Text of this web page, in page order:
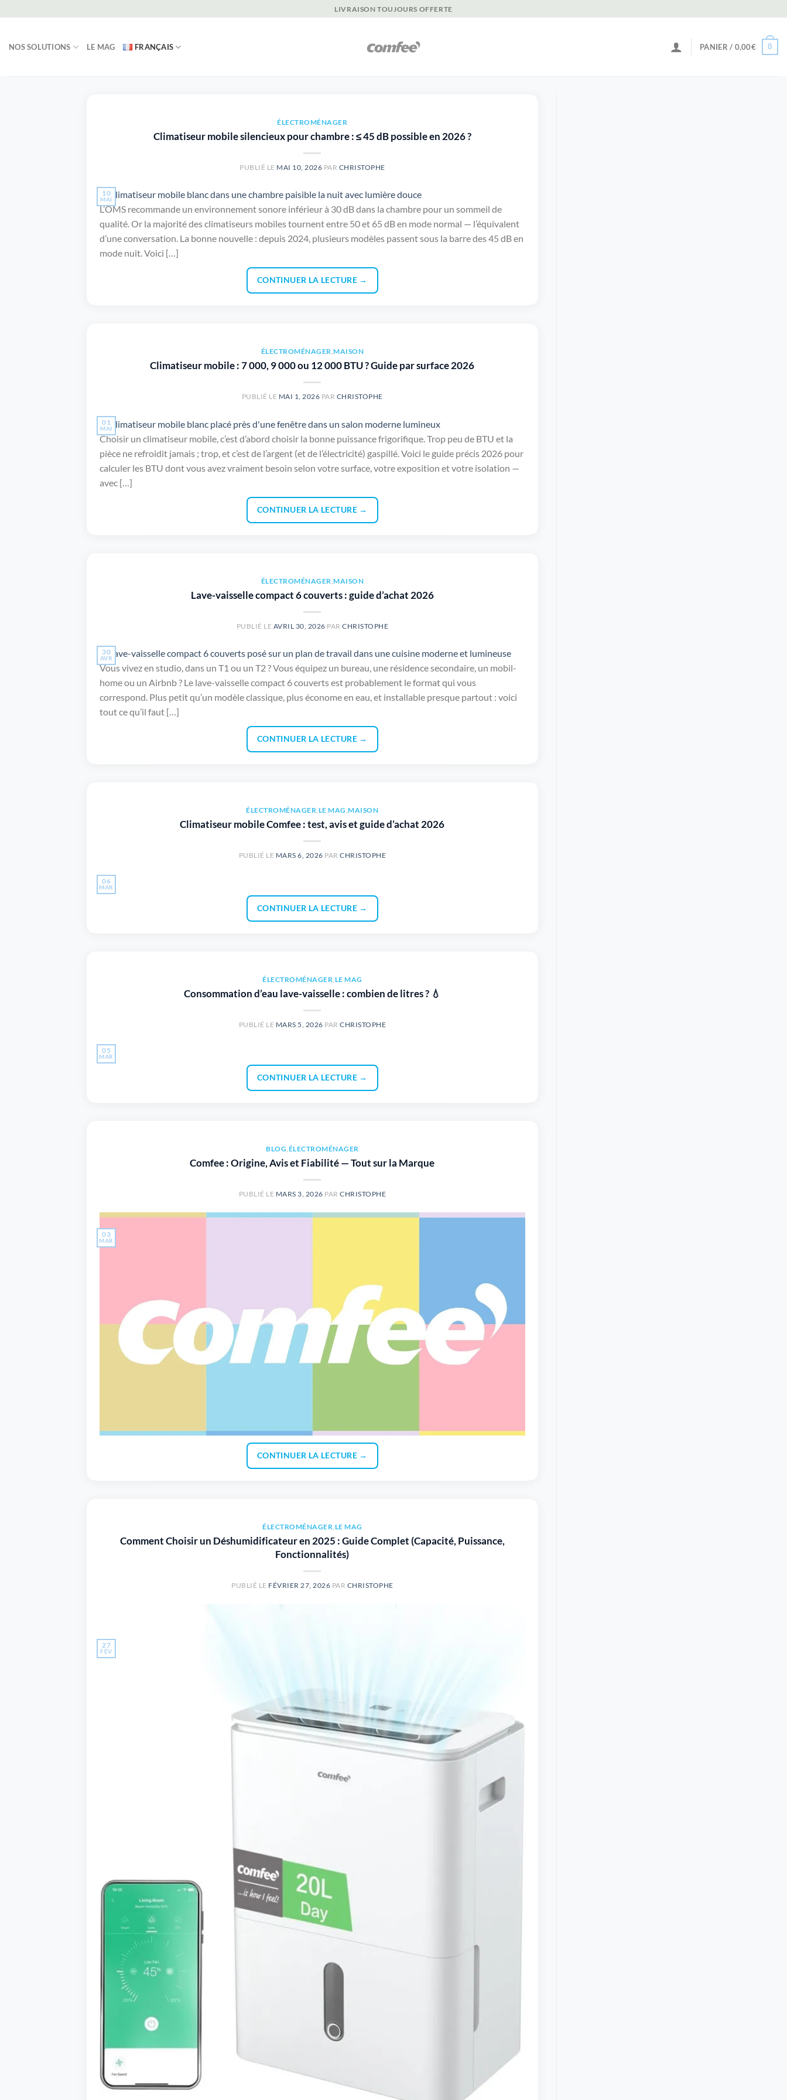
au
LIVRAISON TOUJOURS OFFERTE
NOS SOLUTIONS LE MAG FRANÇAIS PANIER / 0,00€ 0
ÉLECTROMÉNAGER
Climatiseur mobile silencieux pour chambre : ≤ 45 dB possible en 2026 ?
PUBLIÉ LE MAI 10, 2026 PAR CHRISTOPHE
10
MAI
L’OMS recommande un environnement sonore inférieur à 30 dB dans la chambre pour un sommeil de
qualité. Or la majorité des climatiseurs mobiles tournent entre 50 et 65 dB en mode normal — l’équivalent
d’une conversation. La bonne nouvelle : depuis 2024, plusieurs modèles passent sous la barre des 45 dB en
mode nuit. Voici […]
CONTINUER LA LECTURE →
ÉLECTROMÉNAGER,MAISON
Climatiseur mobile : 7 000, 9 000 ou 12 000 BTU ? Guide par surface 2026
PUBLIÉ LE MAI 1, 2026 PAR CHRISTOPHE
01
MAI
Choisir un climatiseur mobile, c’est d’abord choisir la bonne puissance frigorifique. Trop peu de BTU et la
pièce ne refroidit jamais ; trop, et c’est de l’argent (et de l’électricité) gaspillé. Voici le guide précis 2026 pour
calculer les BTU dont vous avez vraiment besoin selon votre surface, votre exposition et votre isolation —
avec […]
CONTINUER LA LECTURE →
ÉLECTROMÉNAGER MAISON
Lave-vaisselle compact 6 couverts : guide d’achat 2026
PUBLIÉ LE AVRIL 30, 2026 PAR CHRISTOPHE
30
AVR
Vous vivez en studio, dans un T1 ou un T2 ? Vous équipez un bureau, une résidence secondaire, un mobil-
home ou un Airbnb ? Le lave-vaisselle compact 6 couverts est probablement le format qui vous
correspond. Plus petit qu’un modèle classique, plus économe en eau, et installable presque partout : voici
tout ce qu’il faut […]
CONTINUER LA LECTURE →
ÉLECTROMÉNAGER,LE MAG,MAISON
Climatiseur mobile Comfee : test, avis et guide d’achat 2026
PUBLIÉ LE MARS 6, 2026 PAR CHRISTOPHE
06
MAR
CONTINUER LA LECTURE →
ÉLECTROMÉNAGER,LE MAG
Consommation d’eau lave-vaisselle : combien de litres ? 💧
PUBLIÉ LE MARS 5, 2026 PAR CHRISTOPHE
05
MAR
CONTINUER LA LECTURE →
BLOG,ÉLECTROMÉNAGER
Comfee : Origine, Avis et Fiabilité — Tout sur la Marque
PUBLIÉ LE MARS 3, 2026 PAR CHRISTOPHE
03
MAR
CONTINUER LA LECTURE →
ÉLECTROMÉNAGER LE MAG
Comment Choisir un Déshumidificateur en 2025 : Guide Complet (Capacité, Puissance,
Fonctionnalités)
PUBLIÉ LE FÉVRIER 27, 2026 PAR CHRISTOPHE
27
FÉV